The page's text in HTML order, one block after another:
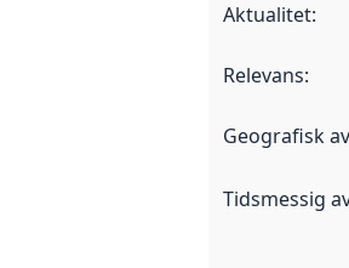
Aktualitet:
Relevans:
Geografisk
Tidsmessig